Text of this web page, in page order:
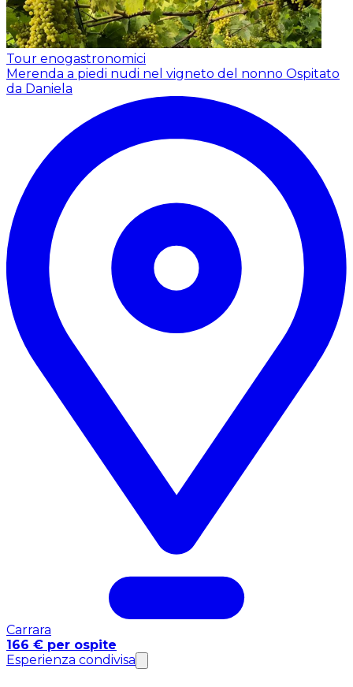
Tour enogastronomici
Merenda a piedi nudi nel vigneto del nonno Ospitato
da Daniela
Carrara
166 € per ospite
Esperienza condivisa